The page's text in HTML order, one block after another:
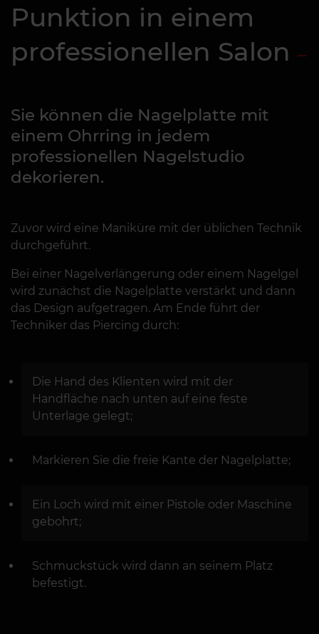
Punktion in einem
professionellen Salon
Sie können die Nagelplatte mit
einem Ohrring in jedem
professionellen Nagelstudio
dekorieren.
Zuvor wird eine Maniküre mit der üblichen Technik
durchgeführt.
Bei einer Nagelverlängerung oder einem Nagelgel
wird zunächst die Nagelplatte verstärkt und dann
das Design aufgetragen. Am Ende führt der
Techniker das Piercing durch:
Die Hand des Klienten wird mit der
Handfläche nach unten auf eine feste
Unterlage gelegt;
Markieren Sie die freie Kante der Nagelplatte;
Ein Loch wird mit einer Pistole oder Maschine
gebohrt;
Schmuckstück wird dann an seinem Platz
befestigt.